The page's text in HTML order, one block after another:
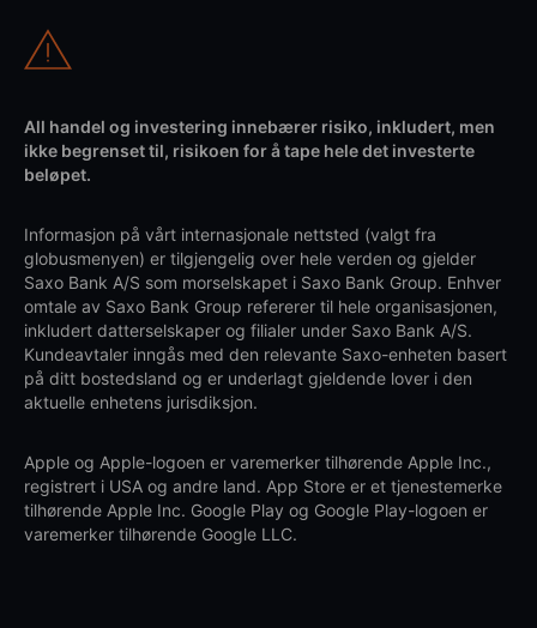
All handel og investering innebærer risiko, inkludert, men
ikke begrenset til, risikoen for å tape hele det investerte
beløpet.
Informasjon på vårt internasjonale nettsted (valgt fra
globusmenyen) er tilgjengelig over hele verden og gjelder
Saxo Bank A/S som morselskapet i Saxo Bank Group. Enhver
omtale av Saxo Bank Group refererer til hele organisasjonen,
inkludert datterselskaper og filialer under Saxo Bank A/S.
Kundeavtaler inngås med den relevante Saxo-enheten basert
på ditt bostedsland og er underlagt gjeldende lover i den
aktuelle enhetens jurisdiksjon.
Apple og Apple-logoen er varemerker tilhørende Apple Inc.,
registrert i USA og andre land. App Store er et tjenestemerke
tilhørende Apple Inc. Google Play og Google Play-logoen er
varemerker tilhørende Google LLC.